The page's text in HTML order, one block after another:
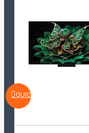
QUICKVIEW